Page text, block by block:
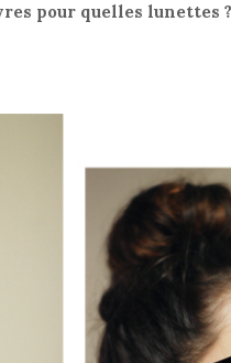
pour quelles lunettes